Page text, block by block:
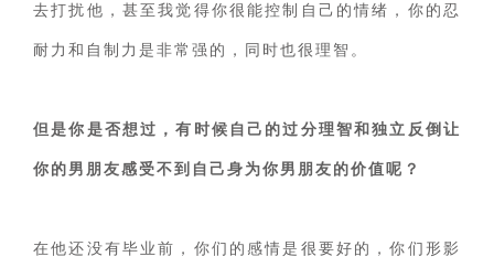
去打扰他，甚至我觉得你很能控制自己的情绪，你的忍
耐力和自制力是非常强的，同时也很理智。
但是你是否想过，有时候自己的过分理智和独立反倒让
你的男朋友感受不到自己身为你男朋友的价值呢？
在他还没有毕业前，你们的感情是很要好的，你们形影